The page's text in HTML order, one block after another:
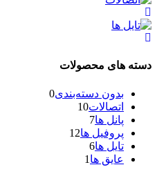
دسته های محصولات
بدون دسته‌بندی0
اتصالات10
پانل ها7
پروفیل ها12
تایل ها6
عایق ها 1